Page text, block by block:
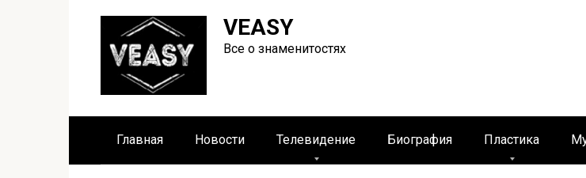
VEASY
Все о знаменитостях
Главная Новости Телевидение Биография Пластика